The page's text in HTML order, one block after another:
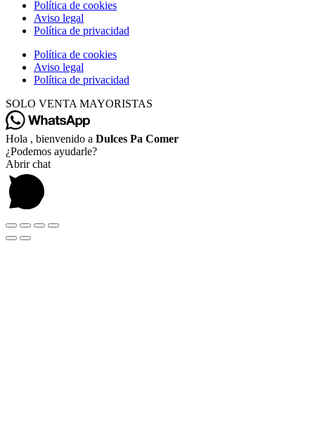
Política de cookies
Aviso legal
Política de privacidad
Política de cookies
Aviso legal
Política de privacidad
SOLO VENTA MAYORISTAS
Hola , bienvenido a Dulces Pa Comer
¿Podemos ayudarle?
Abrir chat